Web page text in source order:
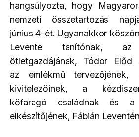
hangsúlyozta, hogy
nemzeti összetartozás
június 4-ét. Ugyanakkor
Levente tanítónak, az
ötletgazdájának, Tódor Előd
az emlékmű
kivitelezőinek, a
kőfaragó családnak és
elkészítőjének, Fábián